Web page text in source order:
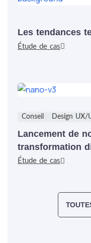
Les tendances
Étude de cas
Conseil Design UX/
Lancement de
transformation
Étude de cas